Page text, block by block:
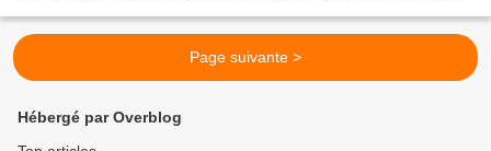
Page suivante >
Hébergé par Overblog